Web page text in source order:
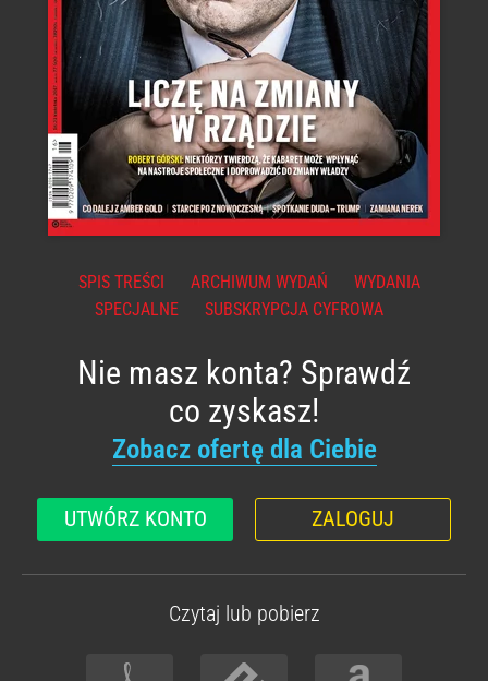
SPIS TREŚCI ARCHIWUM WYDAŃ
WYDANIA
SPECJALNE
SUBSKRYPCJA CYFROWA
Nie masz konta? Sprawdź
co zyskasz!
Zobacz ofertę dla Ciebie
UTWÓRZ KONTO ZALOGUJ
Czytaj lub pobierz